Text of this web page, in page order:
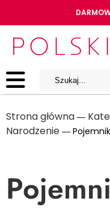
Strona główna ―
Narodzenie ―